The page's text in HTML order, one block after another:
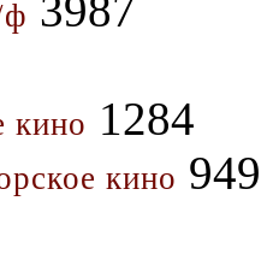
ф 3987
кино 1284
кино 949